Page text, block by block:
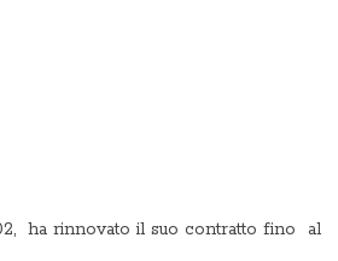
ha rinnovato il suo contratto fino al